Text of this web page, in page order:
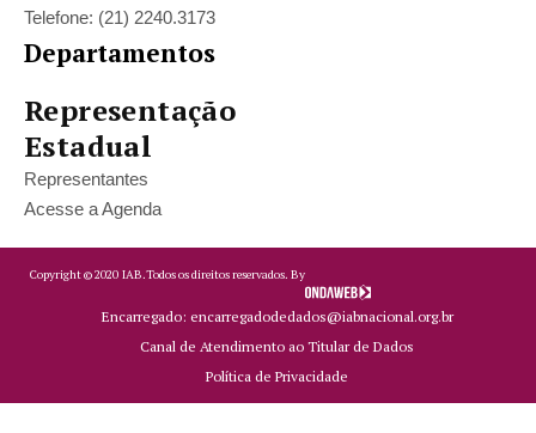
Telefone: (21) 2240.3173
Departamentos
Representação
Estadual
Representantes
Acesse a Agenda
Copyright ©2020 IAB.Todos os direitos reservados. By
Encarregado: encarregadodedados@iabnacional.org.br
Canal de Atendimento ao Titular de Dados
Política de Privacidade